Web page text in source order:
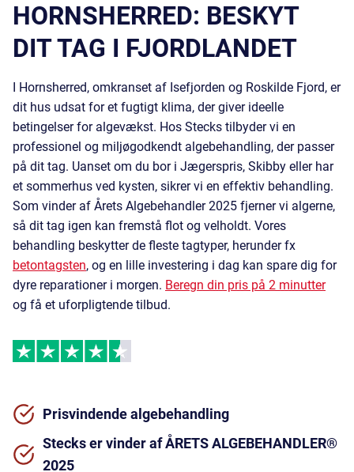
HORNSHERRED: BESKYT
DIT TAG I FJORDLANDET
I Hornsherred, omkranset af Isefjorden og Roskilde Fjord, er
dit hus udsat for et fugtigt klima, der giver ideelle
betingelser for algevækst. Hos Stecks tilbyder vi en
professionel og miljøgodkendt algebehandling, der passer
på dit tag. Uanset om du bor i Jægerspris, Skibby eller har
et sommerhus ved kysten, sikrer vi en effektiv behandling.
Som vinder af Årets Algebehandler 2025 fjerner vi algerne,
så dit tag igen kan fremstå flot og velholdt. Vores
behandling beskytter de fleste tagtyper, herunder fx
betontagsten, og en lille investering i dag kan spare dig for
dyre reparationer i morgen. Beregn din pris på 2 minutter
og få et uforpligtende tilbud.
Prisvindende algebehandling
Stecks er vinder af ÅRETS ALGEBEHANDLER®
2025